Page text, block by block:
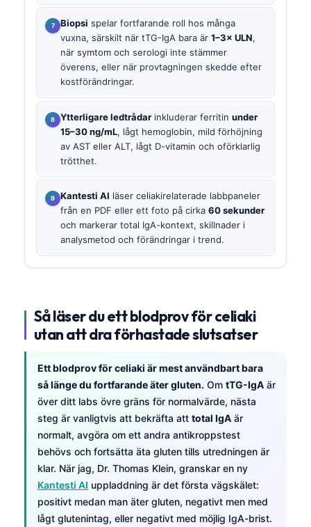
Biopsi spelar fortfarande roll hos många
vuxna, särskilt när tTG-IgA bara är 1–3× ULN,
när symtom och serologi inte stämmer
överens, eller när provtagningen skedde efter
kostförändringar.
Ytterligare ledtrådar inkluderar ferritin under
15–30 ng/mL, lågt hemoglobin, mild förhöjning
av AST eller ALT, lågt D-vitamin och oförklarlig
trötthet.
Kantesti AI läser celiakirelaterade labbpaneler
från en PDF eller ett foto på cirka 60 sekunder
och markerar total IgA-kontext, skillnader i
analysmetod och förändringar i trend.
Så läser du ett blodprov för celiaki
utan att dra förhastade slutsatser
Ett blodprov för celiaki är mest användbart bara
så länge du fortfarande äter gluten. Om tTG-IgA är
över ditt labs övre gräns för normalvärde, nästa
steg är vanligtvis att bekräfta att total IgA är
normalt, avgöra om ett andra antikroppstest
behövs och fortsätta äta gluten tills utredningen är
klar. När jag, Dr. Thomas Klein, granskar en ny
Kantesti AI uppladdning är det första vägskälet:
positivt medan man äter gluten, negativt men med
lågt glutenintag, eller negativt med möjlig IgA-brist.